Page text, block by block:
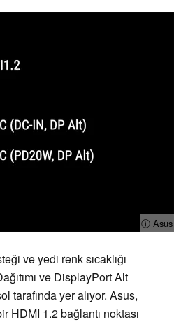
ⓘ Asus
ve yedi renk sıcaklığı
ve DisplayPort Alt
tarafında yer alıyor. Asus,
HDMI 1.2 bağlantı noktası